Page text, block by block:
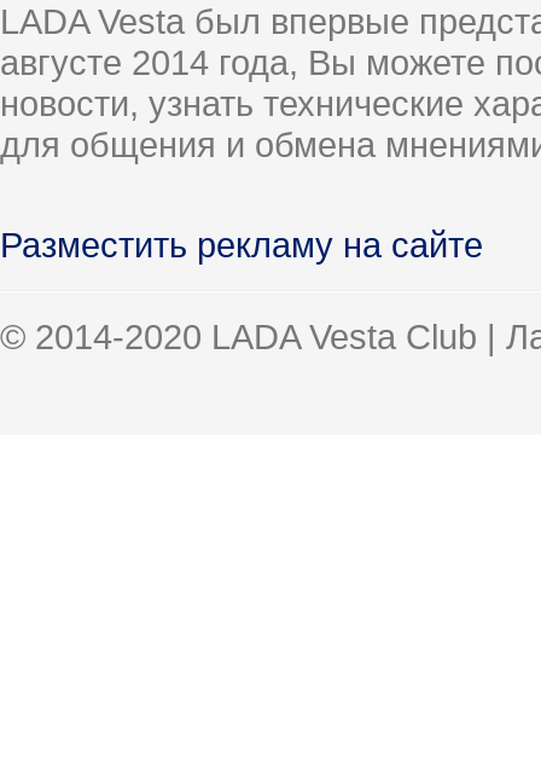
LADA Vesta был впервые
августе 2014 года, Вы можете
новости, узнать технические
для общения и обмена
Разместить рекламу на сайте
© 2014-2020 LADA Vesta Club |